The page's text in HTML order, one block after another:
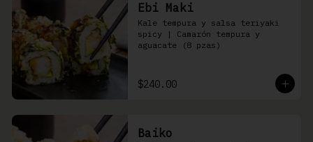
Ebi Maki
Kale tempura y salsa teriyaki
spicy | Camarón tempura y
aguacate (8 pzas)
$240.00
Baiko